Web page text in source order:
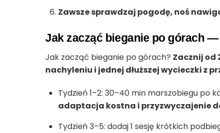
Zawsze sprawdzaj pogodę, noś
Jak zacząć bieganie po górach
Jak zacząć bieganie po górach? Zacznij od
nachyleniu i jednej dłuższej wycieczki z
Tydzień 1–2: 30–40 min marszobiegu po
adaptacja kostna i przyzwyczajenie
Tydzień 3–5: dodaj 1 sesję krótkich